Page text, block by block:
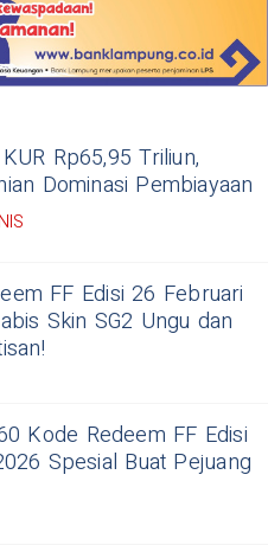
Rp65,95 Triliun,
Dominasi Pembiayaan
FF Edisi 26 Februari
Skin SG2 Ungu dan
Kode Redeem FF Edisi
Spesial Buat Pejuang